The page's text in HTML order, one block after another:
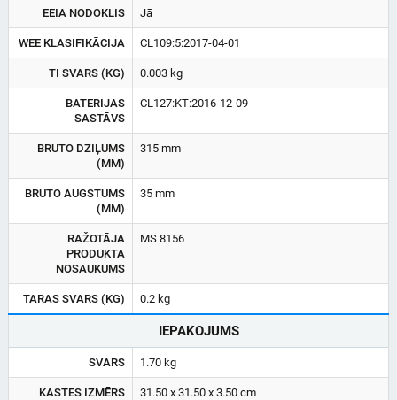
EEIA NODOKLIS Jā
WEE KLASIFIKĀCIJA CL109:5:2017-04-01
TI SVARS (KG) 0.003 kg
BATERIJAS
SASTĀVS
CL127:KT:2016-12-09
BRUTO DZIĻUMS
(MM)
315 mm
BRUTO AUGSTUMS
(MM)
35 mm
RAŽOTĀJA
PRODUKTA
NOSAUKUMS
MS 8156
TARAS SVARS (KG) 0.2 kg
IEPAKOJUMS
SVARS 1.70 kg
KASTES IZMĒRS 31.50 x 31.50 x 3.50 cm